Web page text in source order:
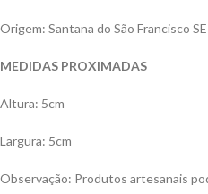
Origem: Santana do São Francisco SE
MEDIDAS PROXIMADAS
Altura: 5cm
Largura: 5cm
Observação: Produtos artesanais